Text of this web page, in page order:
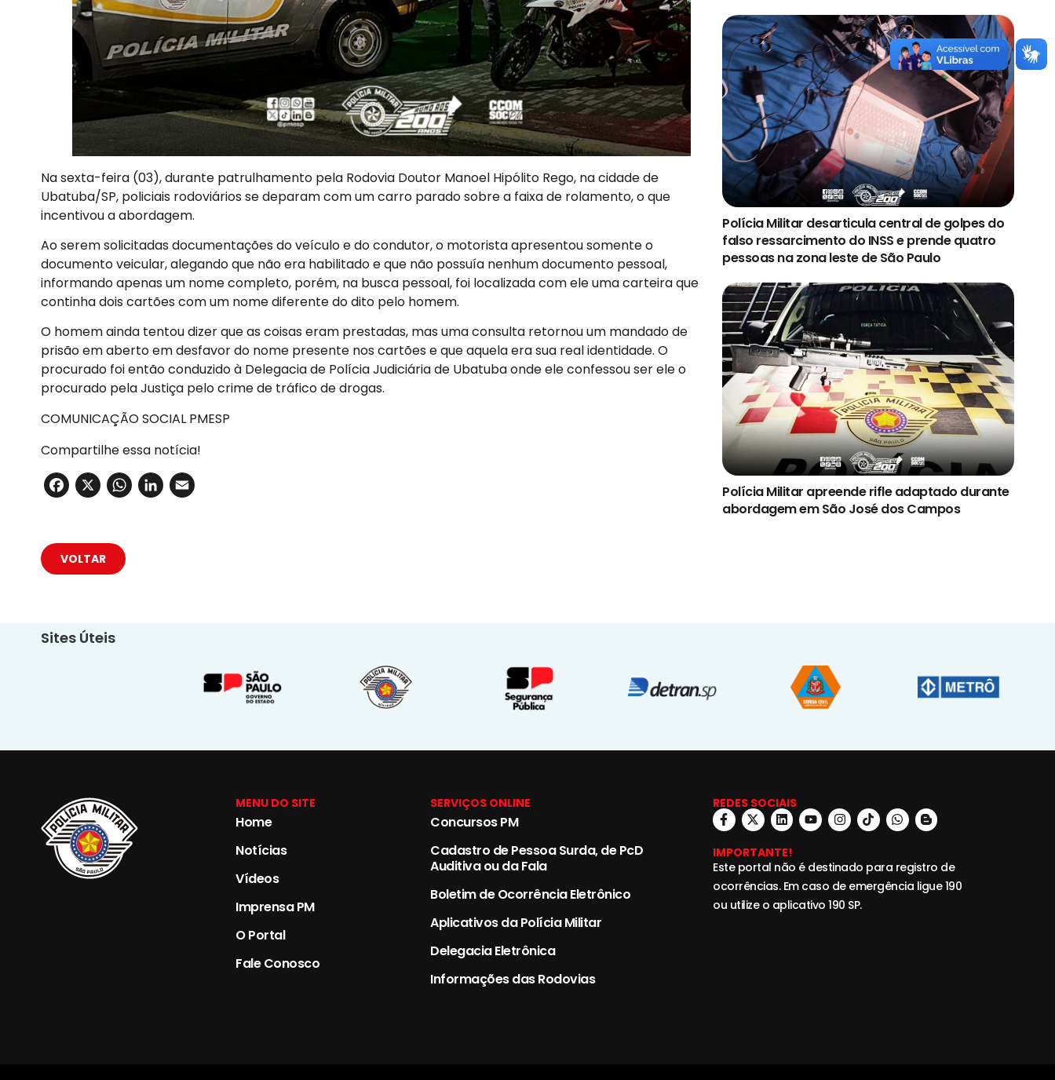
Na sexta-feira (03), durante patrulhamento pela Rodovia Doutor Manoel Hipólito Rego, na cidade de
Ubatuba/SP, policiais rodoviários se deparam com um carro parado sobre a faixa de rolamento, o que
incentivou a abordagem.
Ao serem solicitadas documentações do veículo e do condutor, o motorista apresentou somente o
documento veicular, alegando que não era habilitado e que não possuía nenhum documento pessoal,
informando apenas um nome completo, porém, na busca pessoal, foi localizada com ele uma carteira que
continha dois cartões com um nome diferente do dito pelo homem.
O homem ainda tentou dizer que as coisas eram prestadas, mas uma consulta retornou um mandado de
prisão em aberto em desfavor do nome presente nos cartões e que aquela era sua real identidade. O
procurado foi então conduzido à Delegacia de Polícia Judiciária de Ubatuba onde ele confessou ser ele o
procurado pela Justiça pelo crime de tráfico de drogas.
COMUNICAÇÃO SOCIAL PMESP
Compartilhe essa notícia!
Facebook
X WhatsApp
LinkedIn
Polícia Militar desarticula central de golpes do
falso ressarcimento do INSS e prende quatro
pessoas na zona leste de São Paulo
Polícia Militar apreende rifle adaptado durante
abordagem em São José dos Campos
VOLTAR
Sites Úteis
MENU DO SITE
Home
Notícias
Vídeos
Imprensa PM
O Portal
Fale Conosco
SERVIÇOS ONLINE
Concursos PM
Cadastro de Pessoa Surda, de PcD
Auditiva ou da Fala
Boletim de Ocorrência Eletrônico
Aplicativos da Polícia Militar
Delegacia Eletrônica
Informações das Rodovias
REDES SOCIAIS
IMPORTANTE!
Este portal não é destinado para registro de
ocorrências. Em caso de emergência ligue 190
ou utilize o aplicativo 190 SP.